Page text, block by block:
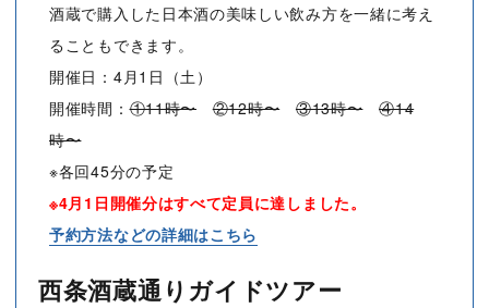
酒蔵で購入した日本酒の美味しい飲み方を一緒に考え
ることもできます。
開催日：4月1日（土）
開催時間：①11時〜 ②12時〜 ③13時〜
④14
時〜
※各回45分の予定
※4月1日開催分はすべて定員に達しました。
予約方法などの詳細はこちら
西条酒蔵通りガイドツアー